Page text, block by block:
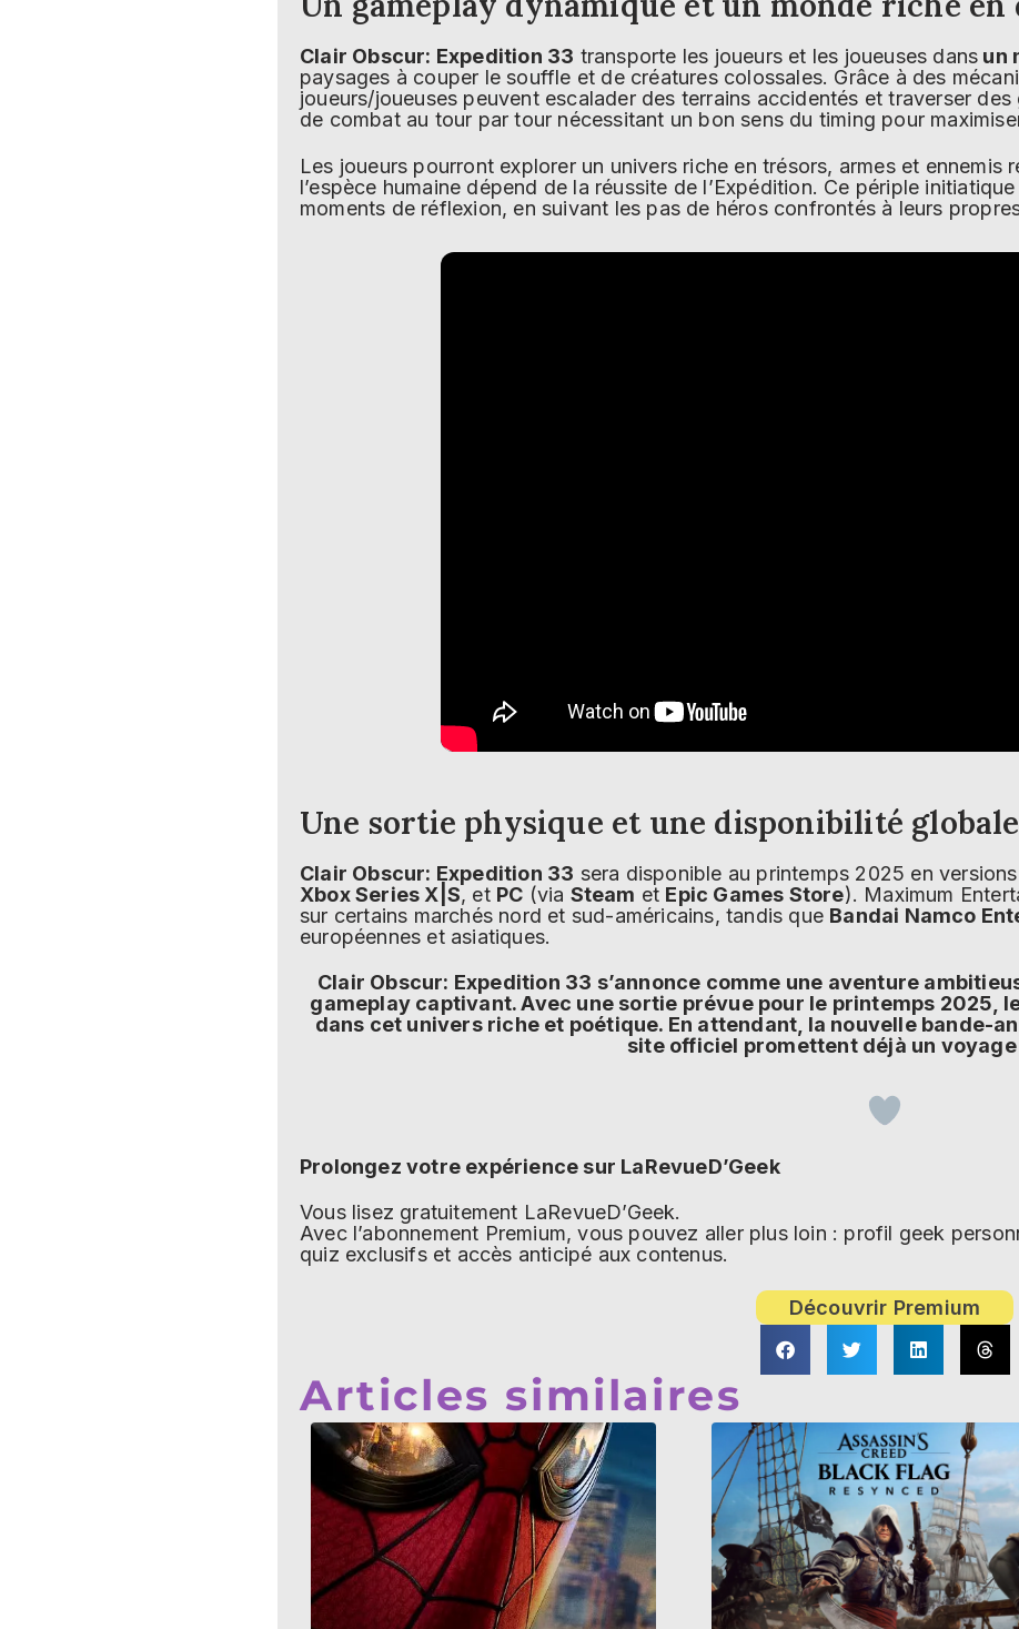
Clair Obscur: Expedition 33 transporte les joueurs et les joueuses dans un
paysages à couper le souffle et de créatures colossales. Grâce à des
joueurs/joueuses peuvent escalader des terrains accidentés et traverser
de combat au tour par tour nécessitant un bon sens du timing pour
Les joueurs pourront explorer un univers riche en trésors, armes et ennemis
l’espèce humaine dépend de la réussite de l’Expédition. Ce périple
moments de réflexion, en suivant les pas de héros confrontés à leurs
Une sortie physique et une disponibilité globale
Clair Obscur: Expedition 33 sera disponible au printemps 2025 en
Xbox Series X|S, et PC (via Steam et Epic Games Store). Maximum
sur certains marchés nord et sud-américains, tandis que Bandai Namco
européennes et asiatiques.
Clair Obscur: Expedition 33 s’annonce comme une aventure
gameplay captivant. Avec une sortie prévue pour le printemps 2025,
dans cet univers riche et poétique. En attendant, la nouvelle bande-
site officiel promettent déjà un
Prolongez votre expérience sur LaRevueD’Geek
Vous lisez gratuitement LaRevueD’Geek.
Avec l’abonnement Premium, vous pouvez aller plus loin : profil geek
quiz exclusifs et accès anticipé aux contenus.
Découvrir Premium
Articles similaires